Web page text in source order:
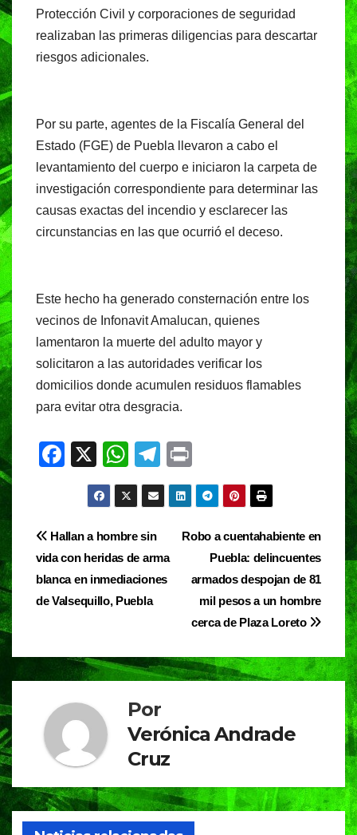
Protección Civil y corporaciones de seguridad
realizaban las primeras diligencias para descartar
riesgos adicionales.
Por su parte, agentes de la Fiscalía General del
Estado (FGE) de Puebla llevaron a cabo el
levantamiento del cuerpo e iniciaron la carpeta de
investigación correspondiente para determinar las
causas exactas del incendio y esclarecer las
circunstancias en las que ocurrió el deceso.
Este hecho ha generado consternación entre los
vecinos de Infonavit Amalucan, quienes
lamentaron la muerte del adulto mayor y
solicitaron a las autoridades verificar los
domicilios donde acumulen residuos flamables
para evitar otra desgracia.
F
e
b
o
o
X
W
h
at
s
A
p
p
T
el
e
gr
a
m
in
t
Navegación
de
entradas
Robo a cuentahabiente en
Puebla: delincuentes
armados despojan de 81
mil pesos a un hombre
cerca de Plaza Loreto
Hallan a hombre sin
vida con heridas de arma
blanca en inmediaciones
de Valsequillo, Puebla
Por
Verónica Andrade
Cruz